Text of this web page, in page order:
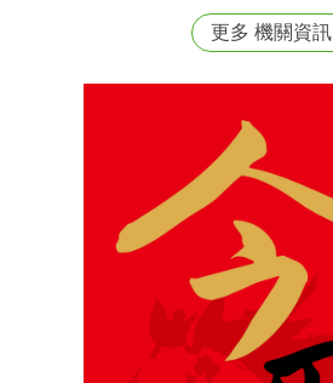
更多 機關資訊